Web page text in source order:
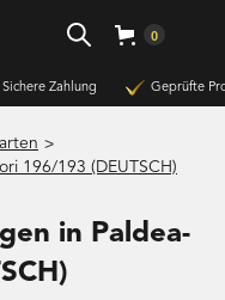
0
Sichere Zahlung Geprüfte
>
196/193 (DEUTSCH)
in Paldea-